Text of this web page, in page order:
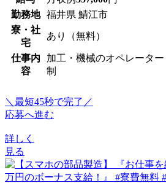
勤務地
福井県 鯖江市
寮・社
宅
あり（無料）
仕事内
容
加工・機械のオペレータ
制
＼最短45秒で完了／
応募へ進む
詳しく
見る